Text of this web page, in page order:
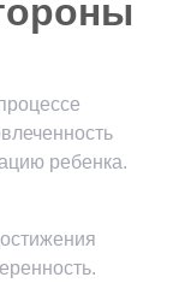
ребенка.